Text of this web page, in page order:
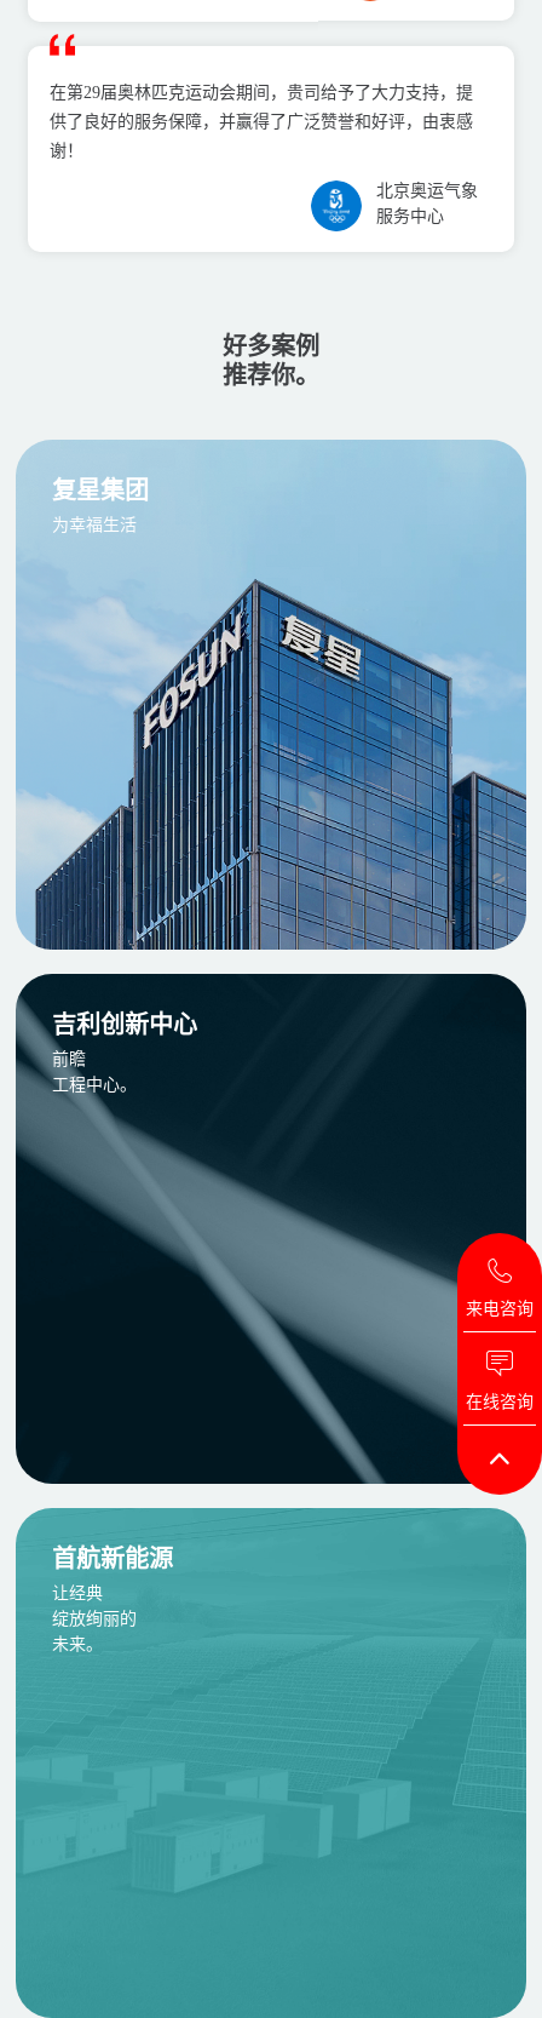
在第29届奥林匹克运动会期间，贵司给予了⼤⼒⽀持，提
供了良好的服务保障，并赢得了⼴泛赞誉和好评，由衷感
谢！
北京奥运⽓象
服务中⼼
好多案例
推荐你。
复星集团
为幸福生活
吉利创新中心
前瞻
工程中心。
首航新能源
让经典
绽放绚丽的
未来。
来电咨询
在线咨询